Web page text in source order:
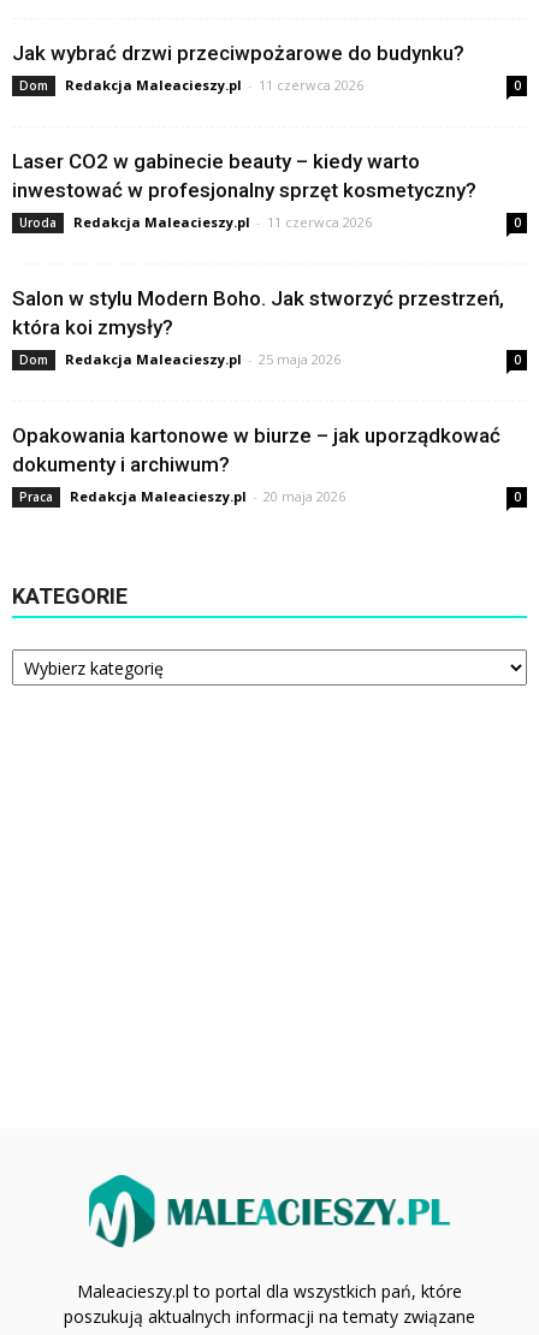
Jak wybrać drzwi przeciwpożarowe do budynku?
Dom Redakcja Maleacieszy.pl - 11 czerwca 2026 0
Laser CO2 w gabinecie beauty – kiedy warto
inwestować w profesjonalny sprzęt kosmetyczny?
Uroda Redakcja Maleacieszy.pl - 11 czerwca 2026 0
Salon w stylu Modern Boho. Jak stworzyć przestrzeń,
która koi zmysły?
Dom Redakcja Maleacieszy.pl - 25 maja 2026 0
Opakowania kartonowe w biurze – jak uporządkować
dokumenty i archiwum?
Praca Redakcja Maleacieszy.pl - 20 maja 2026 0
KATEGORIE
Kategorie
Maleacieszy.pl to portal dla wszystkich pań, które
poszukują aktualnych informacji na tematy związane